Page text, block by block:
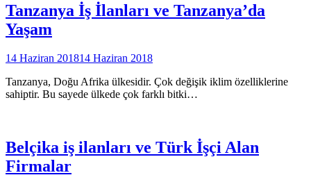
Tanzanya İş İlanları ve Tanzanya’da
Yaşam
14 Haziran 201814 Haziran 2018
Tanzanya, Doğu Afrika ülkesidir. Çok değişik iklim özelliklerine
sahiptir. Bu sayede ülkede çok farklı bitki…
Belçika iş ilanları ve Türk İşçi Alan
Firmalar